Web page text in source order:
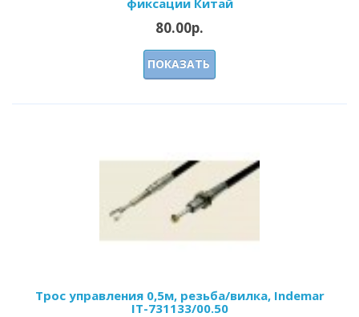
80.00р.
ПОКАЗАТЬ
Трос управления 0,5м, резьба/вилка, Indemar
IT-731133/00.50